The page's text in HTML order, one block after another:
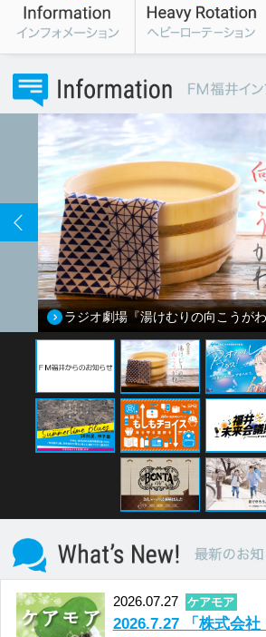
ラジオ劇場『湯けむりの向こうがわ』
2026.07.27ケアモア
2026.7.27 「株式会社 プロダクト・マ
イスター」
ケアモアでは介護や福祉に関するお話を、
様々なゲストをお迎えしてお伺いしていま
す。…
2026.07.20ケアモア
2026.7.20 永平寺町社会福祉協議会
「ボランティアまつり2026」
ケアモアでは介護や福祉に関するお話を、
様々なゲストをお迎えしてお伺いしていま
す。…
2026.07.13ケアモア
2026.7.13 就労継続A型事業所「株式
会社 農楽里（のらり）」
ケアモアでは介護や福祉に関するお話を、
様々なゲストをお迎えしてお伺いしていま
2026.07.06ケアモア
2026.7.6 離れて暮らす高齢のが家族
ケアモアでは介護や福祉に関するお話を、
様々なゲストをお迎えしてお伺いしていま
す。…